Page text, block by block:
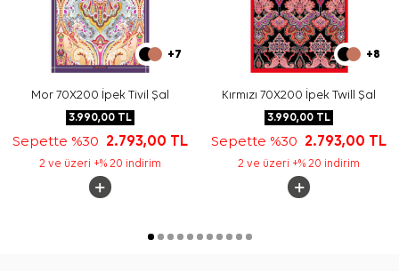
+7
Mor 70X200 İpek Tivil Şal
3.990,00TL
Sepette %30 2.793,00 TL
2 ve üzeri +% 20 indirim
+8
Kırmızı 70X200 İpek Twill Şal
3.990,00 TL
Sepette %30 2.793,00 TL
2 ve üzeri +% 20 indirim